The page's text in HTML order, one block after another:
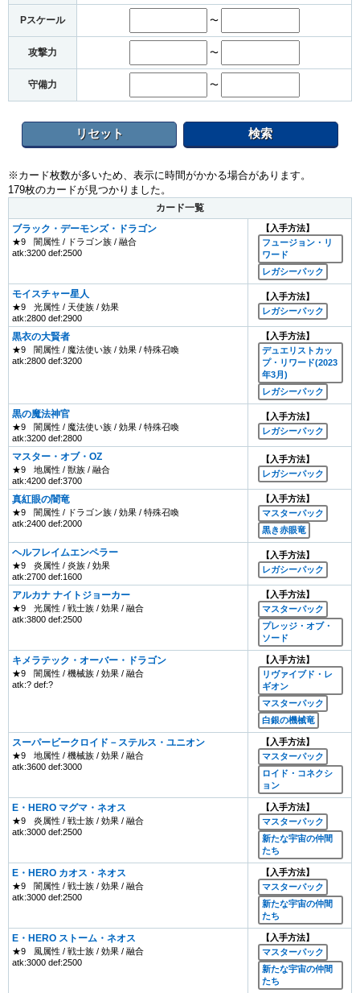
Pスケール 〜
攻撃力 〜
守備力 〜
リセット 検索
※カード枚数が多いため、表示に時間がかかる場合があります。
179枚のカードが見つかりました。
カード一覧
ブラック・デーモンズ・ドラゴン
★9
闇属性 / ドラゴン族 / 融合
atk:3200 def:2500
【入手方法】
フュージョン・リ
ワード
レガシーパック
モイスチャー星人
★9
光属性 / 天使族 / 効果
atk:2800 def:2900
【入手方法】
レガシーパック
黒衣の大賢者
★9
闇属性 / 魔法使い族 / 効果 / 特殊召喚
atk:2800 def:3200
【入手方法】
デュエリストカッ
プ・リワード(2023
年3月)
レガシーパック
黒の魔法神官
★9
闇属性 / 魔法使い族 / 効果 / 特殊召喚
atk:3200 def:2800
【入手方法】
レガシーパック
マスター・オブ・OZ
★9
地属性 / 獣族 / 融合
atk:4200 def:3700
【入手方法】
レガシーパック
真紅眼の闇竜
★9
闇属性 / ドラゴン族 / 効果 / 特殊召喚
atk:2400 def:2000
【入手方法】
マスターパック
黒き赤眼竜
ヘルフレイムエンペラー
★9
炎属性 / 炎族 / 効果
atk:2700 def:1600
【入手方法】
レガシーパック
アルカナ ナイトジョーカー
★9
光属性 / 戦士族 / 効果 / 融合
atk:3800 def:2500
【入手方法】
マスターパック
プレッジ・オブ・
ソード
キメラテック・オーバー・ドラゴン
★9
闇属性 / 機械族 / 効果 / 融合
atk:? def:?
【入手方法】
リヴァイブド・レ
ギオン
マスターパック
白銀の機械竜
スーパービークロイド－ステルス・ユニオン
★9
地属性 / 機械族 / 効果 / 融合
atk:3600 def:3000
【入手方法】
マスターパック
ロイド・コネクシ
ョン
E・HERO マグマ・ネオス
★9
炎属性 / 戦士族 / 効果 / 融合
atk:3000 def:2500
【入手方法】
マスターパック
新たな宇宙の仲間
たち
E・HERO カオス・ネオス
★9
闇属性 / 戦士族 / 効果 / 融合
atk:3000 def:2500
【入手方法】
マスターパック
新たな宇宙の仲間
たち
E・HERO ストーム・ネオス
★9
風属性 / 戦士族 / 効果 / 融合
atk:3000 def:2500
【入手方法】
マスターパック
新たな宇宙の仲間
たち